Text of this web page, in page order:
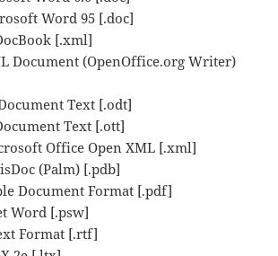
Word 95 [.doc]
[.xml]
Document (OpenOffice.org Writer)
Text [.odt]
Text [.ott]
Office Open XML [.xml]
(Palm) [.pdb]
Document Format [.pdf]
Word [.psw]
Format [.rtf]